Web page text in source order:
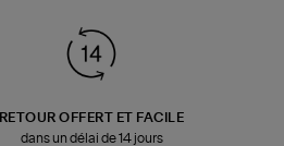
RETOUR OFFERT ET FACILE
dans un délai de 14 jours